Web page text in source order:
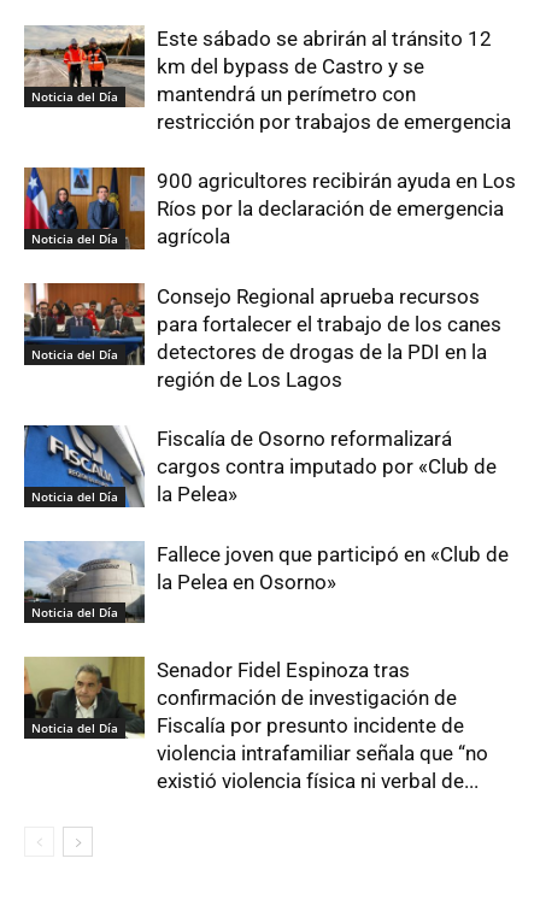
Noticia del Día
Este sábado se abrirán al tránsito 12
km del bypass de Castro y se
mantendrá un perímetro con
restricción por trabajos de emergencia
Noticia del Día
900 agricultores recibirán ayuda en Los
Ríos por la declaración de emergencia
agrícola
Noticia del Día
Consejo Regional aprueba recursos
para fortalecer el trabajo de los canes
detectores de drogas de la PDI en la
región de Los Lagos
Noticia del Día
Fiscalía de Osorno reformalizará
cargos contra imputado por «Club de
la Pelea»
Noticia del Día
Fallece joven que participó en «Club de
la Pelea en Osorno»
Noticia del Día
Senador Fidel Espinoza tras
confirmación de investigación de
Fiscalía por presunto incidente de
violencia intrafamiliar señala que “no
existió violencia física ni verbal de...